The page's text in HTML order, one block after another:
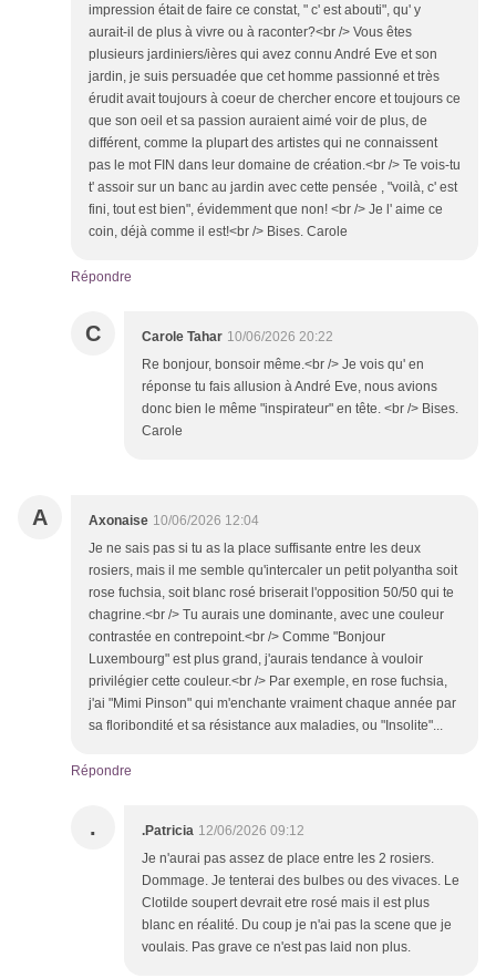
impression était de faire ce constat, " c' est abouti", qu' y
aurait-il de plus à vivre ou à raconter?<br /> Vous êtes
plusieurs jardiniers/ières qui avez connu André Eve et son
jardin, je suis persuadée que cet homme passionné et très
érudit avait toujours à coeur de chercher encore et toujours ce
que son oeil et sa passion auraient aimé voir de plus, de
différent, comme la plupart des artistes qui ne connaissent
pas le mot FIN dans leur domaine de création.<br /> Te vois-tu
t' assoir sur un banc au jardin avec cette pensée , "voilà, c' est
fini, tout est bien", évidemment que non! <br /> Je l' aime ce
coin, déjà comme il est!<br /> Bises. Carole
Répondre
C Carole Tahar 10/06/2026 20:22
Re bonjour, bonsoir même.<br /> Je vois qu' en
réponse tu fais allusion à André Eve, nous avions
donc bien le même "inspirateur" en tête. <br /> Bises.
Carole
A Axonaise 10/06/2026 12:04
Je ne sais pas si tu as la place suffisante entre les deux
rosiers, mais il me semble qu'intercaler un petit polyantha soit
rose fuchsia, soit blanc rosé briserait l'opposition 50/50 qui te
chagrine.<br /> Tu aurais une dominante, avec une couleur
contrastée en contrepoint.<br /> Comme "Bonjour
Luxembourg" est plus grand, j'aurais tendance à vouloir
privilégier cette couleur.<br /> Par exemple, en rose fuchsia,
j'ai "Mimi Pinson" qui m'enchante vraiment chaque année par
sa floribondité et sa résistance aux maladies, ou "Insolite"...
Répondre
. .Patricia 12/06/2026 09:12
Je n'aurai pas assez de place entre les 2 rosiers.
Dommage. Je tenterai des bulbes ou des vivaces. Le
Clotilde soupert devrait etre rosé mais il est plus
blanc en réalité. Du coup je n'ai pas la scene que je
voulais. Pas grave ce n'est pas laid non plus.